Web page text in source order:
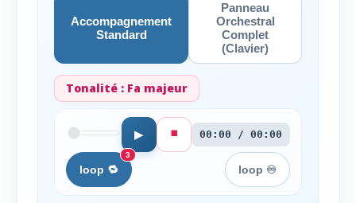
Accompagnement
Standard
Panneau
Orchestral
Complet
(Clavier)
Tonalité : Fa majeur
▶ ⏹️ 00:00 / 00:00
loop 🔁
3
loop ♾️